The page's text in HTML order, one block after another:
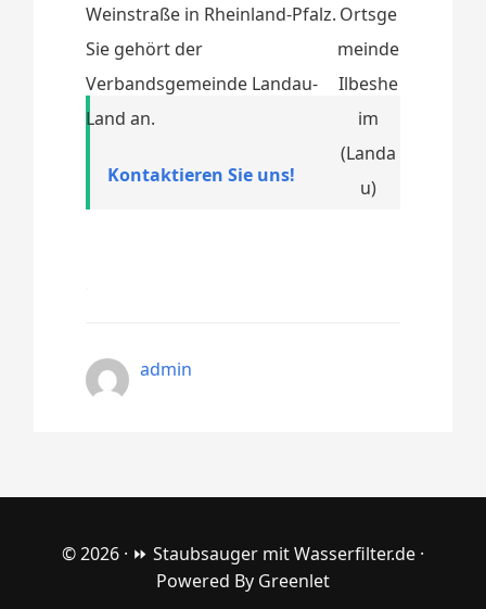
Weinstraße in Rheinland-Pfalz.
Sie gehört der
Verbandsgemeinde Landau-
Land an.
Kontaktieren Sie uns!
admin
© 2026 · ⏩ Staubsauger mit Wasserfilter.de ·
Powered By Greenlet